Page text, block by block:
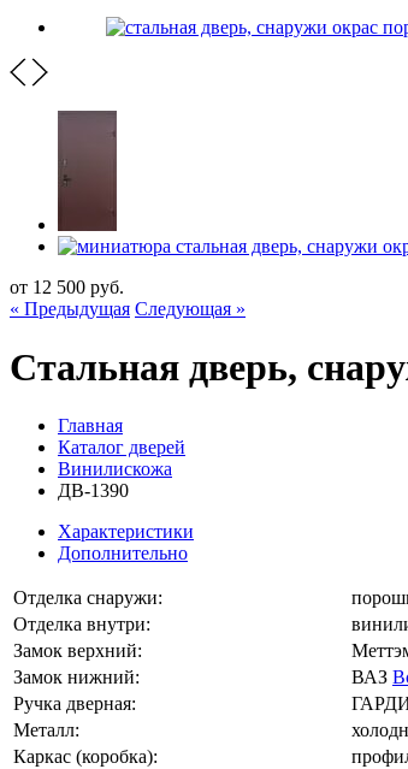
от 12 500 руб.
« Предыдущая Следующая »
Стальная дверь,
Главная
Каталог дверей
Винилискожа
ДВ-1390
Характеристики
Дополнительно
Отделка снаружи:
Отделка внутри:
Замок верхний:
Замок нижний:
ВАЗ
Ручка дверная:
Металл:
Каркас (коробка):